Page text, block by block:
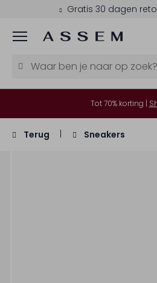
Gratis 30 dagen
Menu
Tot 70% korting |
Terug Sneakers